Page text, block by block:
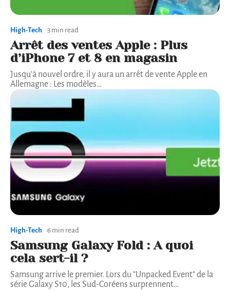
High-Tech 3 min read
Arrêt des ventes Apple : Plus
d’iPhone 7 et 8 en magasin
Jusqu'à nouvel ordre, il y aura un arrêt de vente Apple en
Allemagne : Les modèles…
High-Tech 6 min read
Samsung Galaxy Fold : A quoi
cela sert-il ?
Samsung arrive le premier. Lors du "Unpacked Event" de la
série Galaxy S10, les Sud-Coréens surprennent…